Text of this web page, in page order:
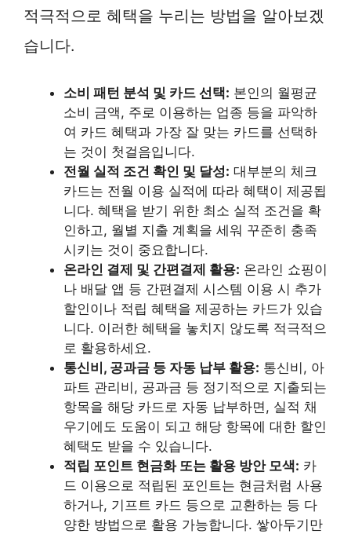
적극적으로 혜택을 누리는 방법을 알아보겠
습니다.
소비 패턴 분석 및 카드 선택: 본인의 월평균
소비 금액, 주로 이용하는 업종 등을 파악하
여 카드 혜택과 가장 잘 맞는 카드를 선택하
는 것이 첫걸음입니다.
전월 실적 조건 확인 및 달성: 대부분의 체크
카드는 전월 이용 실적에 따라 혜택이 제공됩
니다. 혜택을 받기 위한 최소 실적 조건을 확
인하고, 월별 지출 계획을 세워 꾸준히 충족
시키는 것이 중요합니다.
온라인 결제 및 간편결제 활용: 온라인 쇼핑이
나 배달 앱 등 간편결제 시스템 이용 시 추가
할인이나 적립 혜택을 제공하는 카드가 있습
니다. 이러한 혜택을 놓치지 않도록 적극적으
로 활용하세요.
통신비, 공과금 등 자동 납부 활용: 통신비, 아
파트 관리비, 공과금 등 정기적으로 지출되는
항목을 해당 카드로 자동 납부하면, 실적 채
우기에도 도움이 되고 해당 항목에 대한 할인
혜택도 받을 수 있습니다.
적립 포인트 현금화 또는 활용 방안 모색: 카
드 이용으로 적립된 포인트는 현금처럼 사용
하거나, 기프트 카드 등으로 교환하는 등 다
양한 방법으로 활용 가능합니다. 쌓아두기만